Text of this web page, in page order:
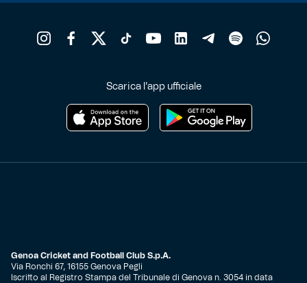
Scarica l'app ufficiale
Genoa Cricket and Football Club S.p.A.
Via Ronchi 67, 16155 Genova Pegli
Iscritto al Registro Stampa del Tribunale di Genova n. 3054 in data